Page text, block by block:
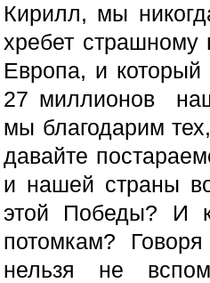
Кирилл, мы
хребет страшному
Европа, и
27 миллионов
мы благодарим
давайте
и нашей страны
этой Победы? И
потомкам?
нельзя не